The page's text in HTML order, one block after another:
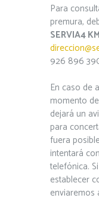
Para
premura,
SERVIA4
926 896
En caso de
momento
dejará un
para
fuera
intentará
telefónica.
establecer
enviaremos